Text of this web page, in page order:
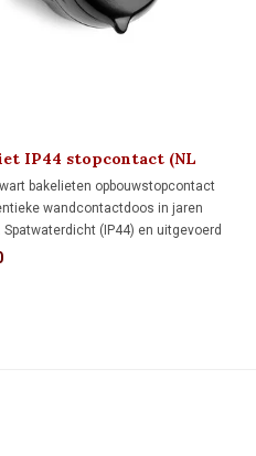
IP44 stopcontact (NL
1930
bakelieten opbouwstopcontact
wandcontactdoos in jaren
Spatwaterdicht (IP44) en uitgevoerd
Het onderblok kan worden